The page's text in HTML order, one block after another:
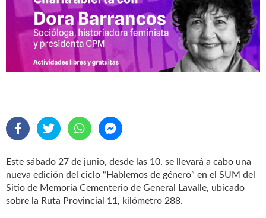
Este sábado 27 de junio, desde las 10, se llevará a cabo una
nueva edición del ciclo “Hablemos de género” en el SUM del
Sitio de Memoria Cementerio de General Lavalle, ubicado
sobre la Ruta Provincial 11, kilómetro 288.